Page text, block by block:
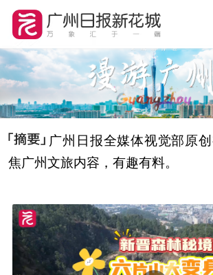
广州日报全媒体视觉部原
焦广州文旅内容，有趣有料。